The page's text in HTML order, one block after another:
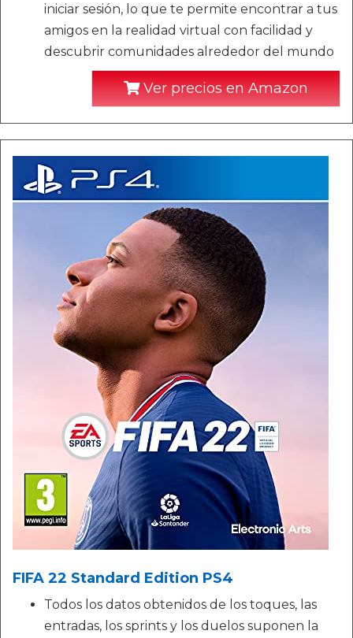
iniciar sesión, lo que te permite encontrar a tus
amigos en la realidad virtual con facilidad y
descubrir comunidades alrededor del mundo
Ver precios en Amazon
FIFA 22 Standard Edition PS4
Todos los datos obtenidos de los toques, las
entradas, los sprints y los duelos suponen la